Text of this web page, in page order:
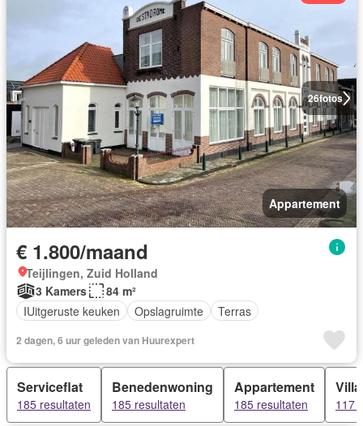
26fotos
Appartement
€ 1.800/maand
Teijlingen, Zuid Holland
3 Kamers
84 m²
IUitgeruste keuken
Opslagruimte Terras
2 dagen, 6 uur geleden van Huurexpert
Serviceflat
185 resultaten
Benedenwoning
185 resultaten
Appartement
185 resultaten
Villa
117